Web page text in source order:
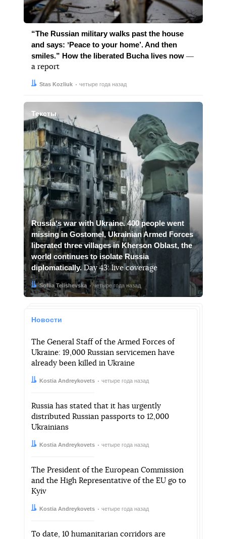
“The Russian military walks past the house
and says: ʼPeace to your home’. And then
smiles.” How the liberated Bucha lives now―
a report
Автор:
Stas Kozliuk
Дата: четыре года назад
Тексты
Russiaʼs war with Ukraine. 400 people went
missing in Gostomel, Ukrainian Armed Forces
liberated three villages in Kherson Oblast, the
world continues to isolate Russia
diplomatically. Day 43: live coverage
Автор:
Sofiia Telishevska
Дата: четыре года назад
Новости
The General Staff of the Armed Forces of
Ukraine: 19,000 Russian servicemen have
already been killed in Ukraine
Автор:
Kostia Andreykovets
Дата: четыре года назад
Russia has stated that it has urgently
distributed Russian passports to 12,000
Ukrainians
Автор:
Kostia Andreykovets
Дата: четыре года назад
The President of the European Commission
and the High Representative of the EU go to
Kyiv
Автор:
Kostia Andreykovets
Дата: четыре года назад
To date, 10 humanitarian corridors are